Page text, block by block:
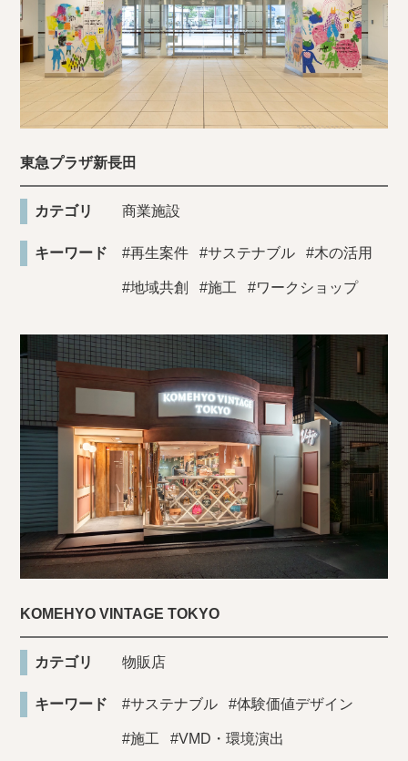
東急プラザ新長田
カテゴリ 商業施設
キーワード #再生案件 #サステナブル #木の活用
#地域共創 #施工 #ワークショップ
KOMEHYO VINTAGE TOKYO
カテゴリ 物販店
キーワード #サステナブル #体験価値デザイン
#施工 #VMD・環境演出